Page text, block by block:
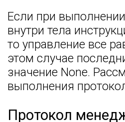
Если при
внутри тела
то управление все
этом случае
значение None.
выполнения
Протокол